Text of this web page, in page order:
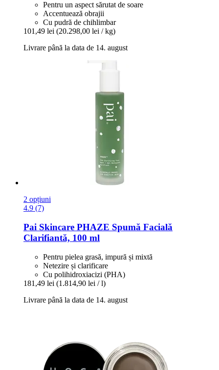
Pentru un aspect sărutat de soare
Accentuează obrajii
Cu pudră de chihlimbar
101,49 lei (20.298,00 lei / kg)
Livrare până la data de 14. august
2 opțiuni
4.9 (7)
Pai Skincare PHAZE Spumă Facială
Clarifiantă, 100 ml
Pentru pielea grasă, impură și mixtă
Netezire și clarificare
Cu polihidroxiacizi (PHA)
181,49 lei (1.814,90 lei / l)
Livrare până la data de 14. august